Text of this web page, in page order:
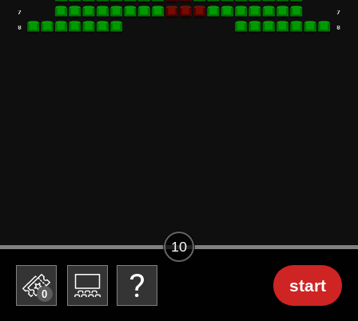
0 start
10